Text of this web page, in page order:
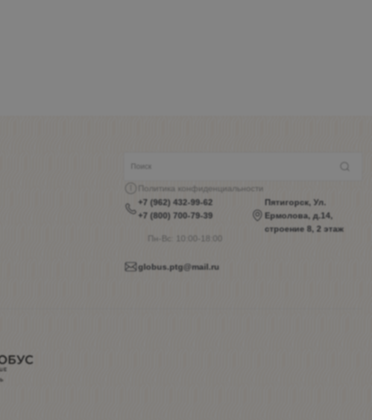
Политика конфиденциальности
+7 (962) 432-99-62
+7 (800) 700-79-39
Пн-Вс: 10:00-18:00
Пятигорск, Ул.
Ермолова, д.14,
строение 8, 2 этаж
globus.ptg@mail.ru